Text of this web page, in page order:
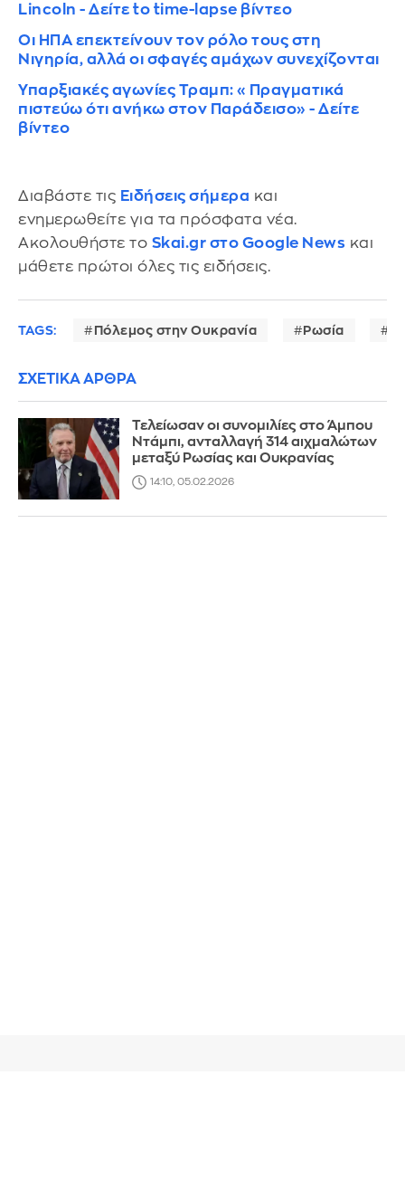
Lincoln - Δείτε to time-lapse βίντεο
Οι ΗΠΑ επεκτείνουν τον ρόλο τους στη
Νιγηρία, αλλά οι σφαγές αμάχων συνεχίζονται
Υπαρξιακές αγωνίες Τραμπ: «Πραγματικά
πιστεύω ότι ανήκω στον Παράδεισο» - Δείτε
βίντεο
Διαβάστε τις Ειδήσεις σήμερα και
ενημερωθείτε για τα πρόσφατα νέα.
Ακολουθήστε το Skai.gr στο Google News και
μάθετε πρώτοι όλες τις ειδήσεις.
TAGS: Πόλεμος στην Ουκρανία Ρωσία
ΣΧΕΤΙΚΑ ΑΡΘΡΑ
Τελείωσαν οι συνομιλίες στο Άμπου
Ντάμπι, ανταλλαγή 314 αιχμαλώτων
μεταξύ Ρωσίας και Ουκρανίας
14:10, 05.02.2026